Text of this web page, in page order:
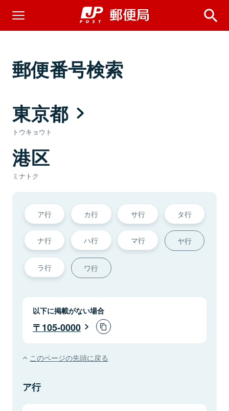
郵便番号検索
東京都
トウキョウト
港区
ミナトク
ア行 カ行 サ行 タ行
ナ行 ハ行 マ行 ヤ行
ラ行 ワ行
以下に掲載がない場合
105-0000
このページの先頭に戻る
ア行